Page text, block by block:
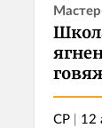
СР | 12